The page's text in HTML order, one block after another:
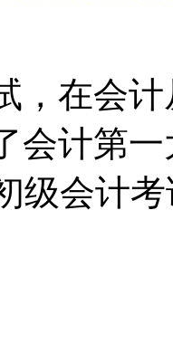
，在会
会计第
级会计